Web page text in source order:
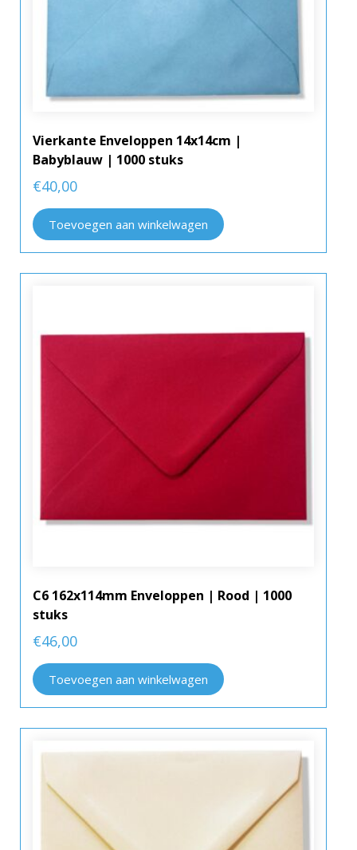
Vierkante Enveloppen 14x14cm |
Babyblauw | 1000 stuks
€40,00
Toevoegen aan winkelwagen
C6 162x114mm Enveloppen | Rood | 1000
stuks
€46,00
Toevoegen aan winkelwagen